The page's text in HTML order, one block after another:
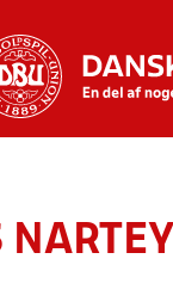
NARTEY